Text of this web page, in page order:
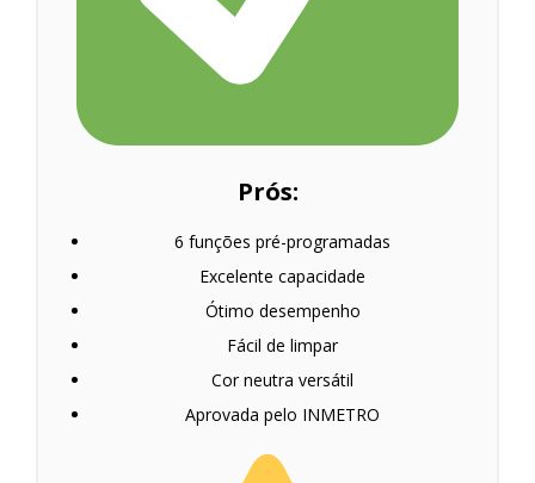
Prós:
6 funções pré-programadas
Excelente capacidade
Ótimo desempenho
Fácil de limpar
Cor neutra versátil
Aprovada pelo INMETRO